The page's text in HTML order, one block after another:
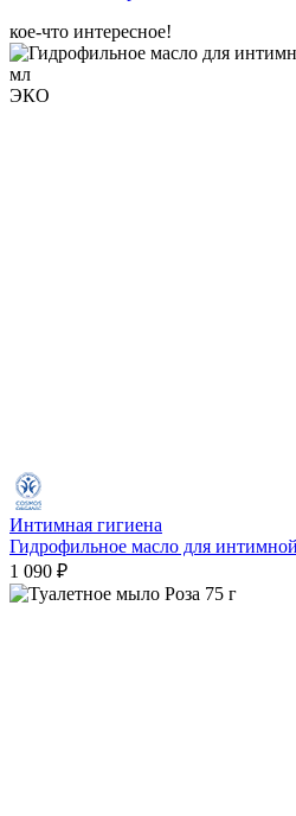
кое-что интересное!
ЭКО
Интимная гигиена
Гидрофильное масло для
1 090 ₽